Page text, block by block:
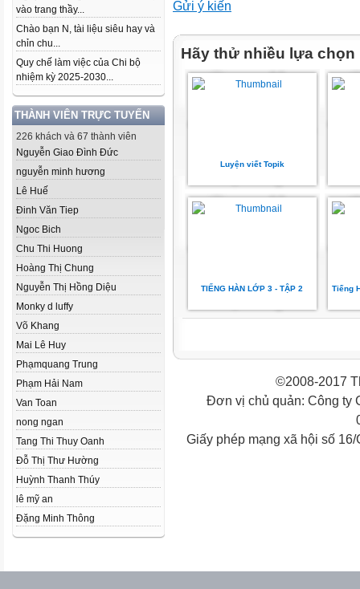
vào trang thầy...
Chào bạn N, tài liệu siêu hay và
chỉn chu...
Quy chế làm việc của Chi bộ
nhiệm kỳ 2025-2030...
THÀNH VIÊN TRỰC TUYẾN
226 khách và 67 thành viên
Nguyễn Giao Đình Đức
nguyễn minh hương
Lê Huế
Đinh Văn Tiep
Ngoc Bich
Chu Thi Huong
Hoàng Thị Chung
Nguyễn Thị Hồng Diệu
Monky d luffy
Võ Khang
Mai Lê Huy
Phạmquang Trung
Phạm Hải Nam
Van Toan
nong ngan
Tang Thi Thuy Oanh
Đỗ Thị Thư Hường
Huỳnh Thanh Thúy
lê mỹ an
Đặng Minh Thông
Gửi ý kiến
Hãy thử nhiều lựa chọn
Luyện viết Topik
TIẾNG HÀN LỚP 3 - TẬP 2 Tiếng
©2008-2017
Đơn vị chủ quản: Công ty
Giấy phép mạng xã hội số